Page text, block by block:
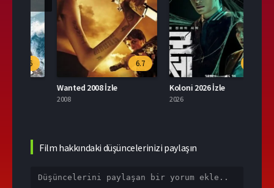
6.7
Wanted 2008 İzle
9.6
Koloni 2026 İzle
Film hakkındaki düşüncelerinizi paylaşın